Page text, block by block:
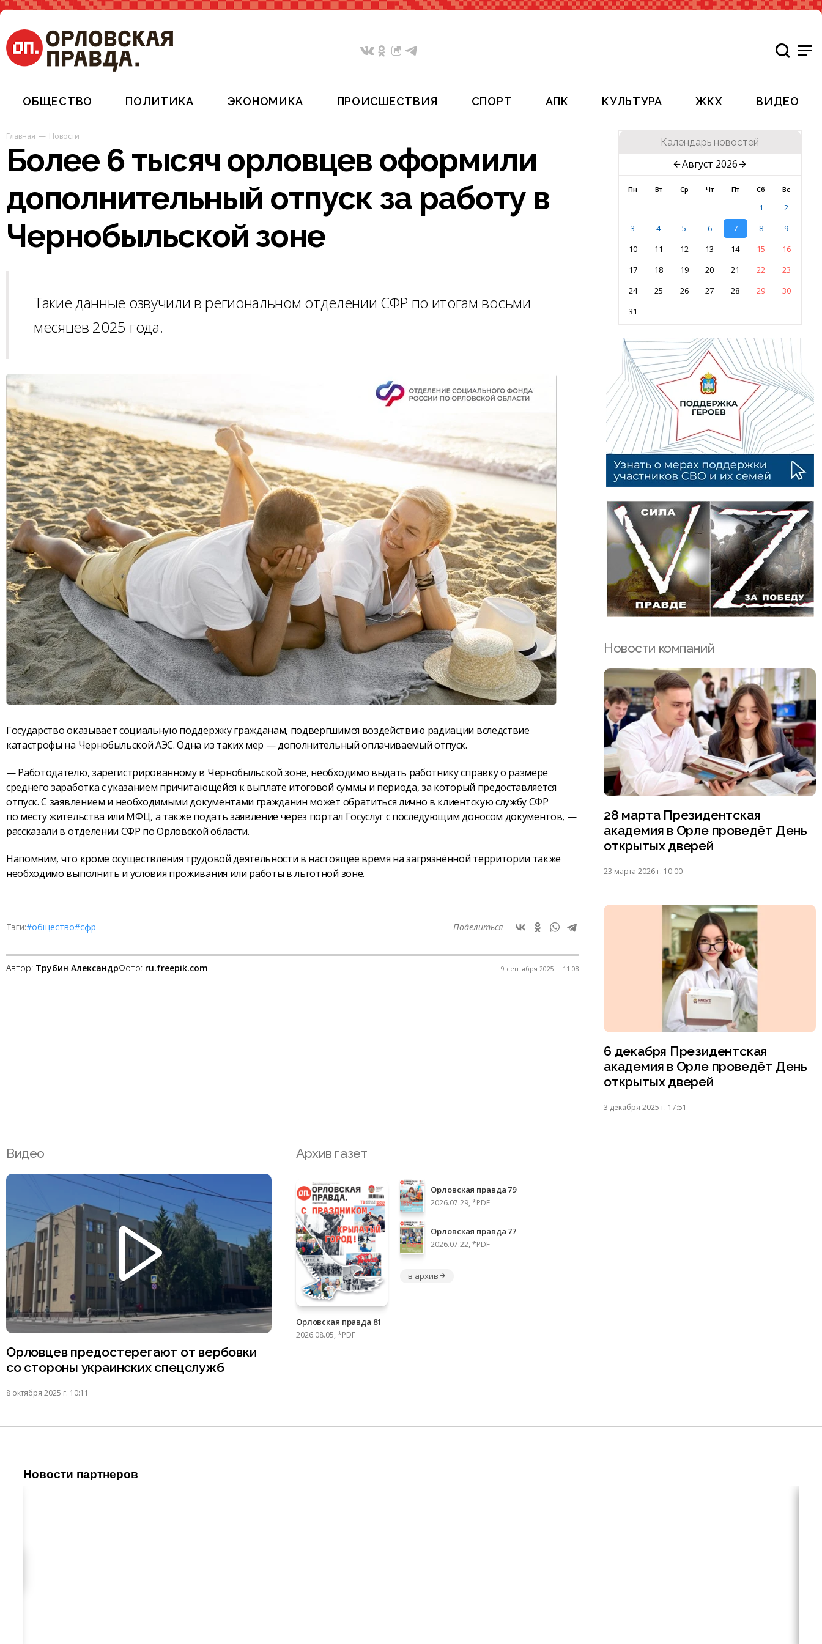
ОБЩЕСТВО ПОЛИТИКА ЭКОНОМИКА ПРОИСШЕСТВИЯ СПОРТ АПК КУЛЬТУРА ЖКХ ВИДЕО
Главная Новости
Более 6 тысяч орловцев оформили
дополнительный отпуск за работу в
Чернобыльской зоне
Такие данные озвучили в региональном отделении СФР по итогам восьми
месяцев 2025 года.
Государство оказывает социальную поддержку гражданам, подвергшимся воздействию радиации вследствие
катастрофы на Чернобыльской АЭС. Одна из таких мер — дополнительный оплачиваемый отпуск.
— Работодателю, зарегистрированному в Чернобыльской зоне, необходимо выдать работнику справку о размере
среднего заработка с указанием причитающейся к выплате итоговой суммы и периода, за который предоставляется
отпуск. С заявлением и необходимыми документами гражданин может обратиться лично в клиентскую службу СФР
по месту жительства или МФЦ, а также подать заявление через портал Госуслуг с последующим доносом документов, —
рассказали в отделении СФР по Орловской области.
Напомним, что кроме осуществления трудовой деятельности в настоящее время на загрязнённой территории также
необходимо выполнить и условия проживания или работы в льготной зоне.
Тэги:#общество#сфр Поделиться —
Автор: Трубин АлександрФото: ru.freepik.com 9 сентября 2025 г. 11:08
Календарь новостей
Август 2026
Пн Вт Ср Чт Пт Сб Вс
1
2
3
4 5 6 7 8
9
10
11 12 13 14 15
16
17
18 19 20 21 22
23
24
25 26 27 28 29
30
31
Новости компаний
28 марта Президентская
академия в Орле проведёт День
открытых дверей
23 марта 2026 г. 10:00
6 декабря Президентская
академия в Орле проведёт День
открытых дверей
3 декабря 2025 г. 17:51
Видео
Орловцев предостерегают от вербовки
со стороны украинских спецслужб
8 октября 2025 г. 10:11
Архив газет
Орловская правда 81
2026.08.05, *PDF
Орловская правда 79
2026.07.29, *PDF
Орловская правда 77
2026.07.22, *PDF
в архив
Новости партнеров